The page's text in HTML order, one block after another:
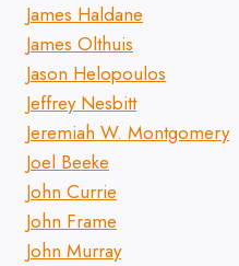
James Haldane
James Olthuis
Jason Helopoulos
Jeffrey Nesbitt
Jeremiah W. Montgomery
Joel Beeke
John Currie
John Frame
John Murray